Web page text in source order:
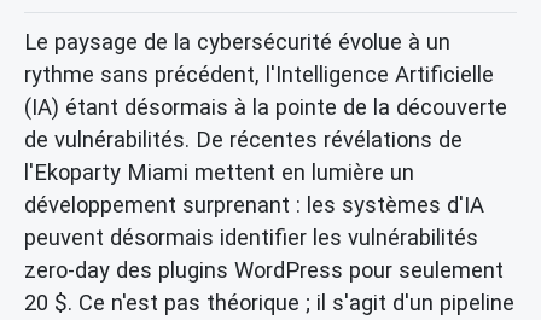
Le paysage de la cybersécurité évolue à un
rythme sans précédent, l'Intelligence Artificielle
(IA) étant désormais à la pointe de la découverte
de vulnérabilités. De récentes révélations de
l'Ekoparty Miami mettent en lumière un
développement surprenant : les systèmes d'IA
peuvent désormais identifier les vulnérabilités
zero-day des plugins WordPress pour seulement
20 $. Ce n'est pas théorique ; il s'agit d'un pipeline